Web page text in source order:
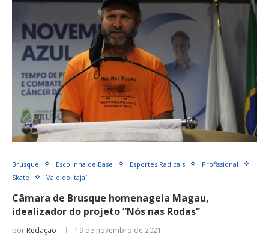
Brusque Escolinha de Base Esportes Radicais
Profissional
Skate
Vale do Itajaí
Câmara de Brusque homenageia Magau,
idealizador do projeto “Nós nas Rodas”
por Redação 19 de novembro de 2021